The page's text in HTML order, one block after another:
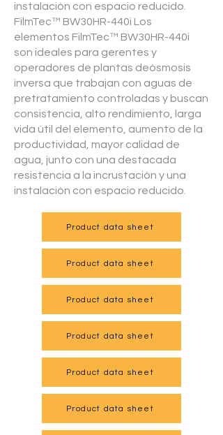
instalación con espacio reducido.
FilmTec™ BW30HR-440i Los
elementos FilmTec™ BW30HR-440i
son ideales para gerentes y
operadores de plantas deósmosis
inversa que trabajan con aguas de
pretratamiento controladas y buscan
consistencia, alto rendimiento, larga
vida útil del elemento, aumento de la
productividad, mayor calidad de
agua, junto con una destacada
resistencia a la incrustación y una
instalación con espacio reducido.
Product data sheet
Product data sheet
Product data sheet
Product data sheet
Product data sheet
Product data sheet